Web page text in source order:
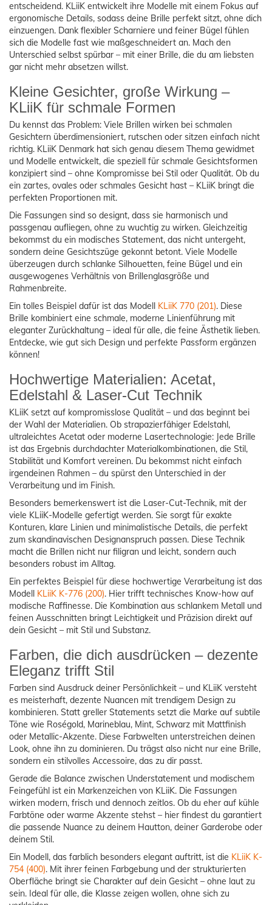
entscheidend. KLiiK entwickelt ihre Modelle mit einem Fokus auf
ergonomische Details, sodass deine Brille perfekt sitzt, ohne dich
einzuengen. Dank flexibler Scharniere und feiner Bügel fühlen
sich die Modelle fast wie maßgeschneidert an. Mach den
Unterschied selbst spürbar – mit einer Brille, die du am liebsten
gar nicht mehr absetzen willst.
Kleine Gesichter, große Wirkung –
KLiiK für schmale Formen
Du kennst das Problem: Viele Brillen wirken bei schmalen
Gesichtern überdimensioniert, rutschen oder sitzen einfach nicht
richtig. KLiiK Denmark hat sich genau diesem Thema gewidmet
und Modelle entwickelt, die speziell für schmale Gesichtsformen
konzipiert sind – ohne Kompromisse bei Stil oder Qualität. Ob du
ein zartes, ovales oder schmales Gesicht hast – KLiiK bringt die
perfekten Proportionen mit.
Die Fassungen sind so designt, dass sie harmonisch und
passgenau aufliegen, ohne zu wuchtig zu wirken. Gleichzeitig
bekommst du ein modisches Statement, das nicht untergeht,
sondern deine Gesichtszüge gekonnt betont. Viele Modelle
überzeugen durch schlanke Silhouetten, feine Bügel und ein
ausgewogenes Verhältnis von Brillenglasgröße und
Rahmenbreite.
Ein tolles Beispiel dafür ist das Modell KLiiK 770 (201). Diese
Brille kombiniert eine schmale, moderne Linienführung mit
eleganter Zurückhaltung – ideal für alle, die feine Ästhetik lieben.
Entdecke, wie gut sich Design und perfekte Passform ergänzen
können!
Hochwertige Materialien: Acetat,
Edelstahl & Laser-Cut Technik
KLiiK setzt auf kompromisslose Qualität – und das beginnt bei
der Wahl der Materialien. Ob strapazierfähiger Edelstahl,
ultraleichtes Acetat oder moderne Lasertechnologie: Jede Brille
ist das Ergebnis durchdachter Materialkombinationen, die Stil,
Stabilität und Komfort vereinen. Du bekommst nicht einfach
irgendeinen Rahmen – du spürst den Unterschied in der
Verarbeitung und im Finish.
Besonders bemerkenswert ist die Laser-Cut-Technik, mit der
viele KLiiK-Modelle gefertigt werden. Sie sorgt für exakte
Konturen, klare Linien und minimalistische Details, die perfekt
zum skandinavischen Designanspruch passen. Diese Technik
macht die Brillen nicht nur filigran und leicht, sondern auch
besonders robust im Alltag.
Ein perfektes Beispiel für diese hochwertige Verarbeitung ist das
Modell KLiiK K-776 (200). Hier trifft technisches Know-how auf
modische Raffinesse. Die Kombination aus schlankem Metall und
feinen Ausschnitten bringt Leichtigkeit und Präzision direkt auf
dein Gesicht – mit Stil und Substanz.
Farben, die dich ausdrücken – dezente
Eleganz trifft Stil
Farben sind Ausdruck deiner Persönlichkeit – und KLiiK versteht
es meisterhaft, dezente Nuancen mit trendigem Design zu
kombinieren. Statt greller Statements setzt die Marke auf subtile
Töne wie Roségold, Marineblau, Mint, Schwarz mit Mattfinish
oder Metallic-Akzente. Diese Farbwelten unterstreichen deinen
Look, ohne ihn zu dominieren. Du trägst also nicht nur eine Brille,
sondern ein stilvolles Accessoire, das zu dir passt.
Gerade die Balance zwischen Understatement und modischem
Feingefühl ist ein Markenzeichen von KLiiK. Die Fassungen
wirken modern, frisch und dennoch zeitlos. Ob du eher auf kühle
Farbtöne oder warme Akzente stehst – hier findest du garantiert
die passende Nuance zu deinem Hautton, deiner Garderobe oder
deinem Stil.
Ein Modell, das farblich besonders elegant auftritt, ist die KLiiK K-
754 (400). Mit ihrer feinen Farbgebung und der strukturierten
Oberfläche bringt sie Charakter auf dein Gesicht – ohne laut zu
sein. Ideal für alle, die Klasse zeigen wollen, ohne sich zu